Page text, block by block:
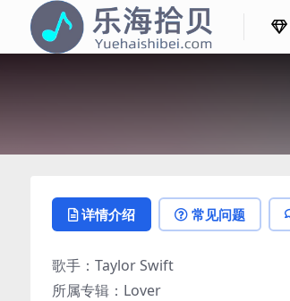
详情介绍 常见问题
歌手：Taylor Swift
所属专辑：Lover